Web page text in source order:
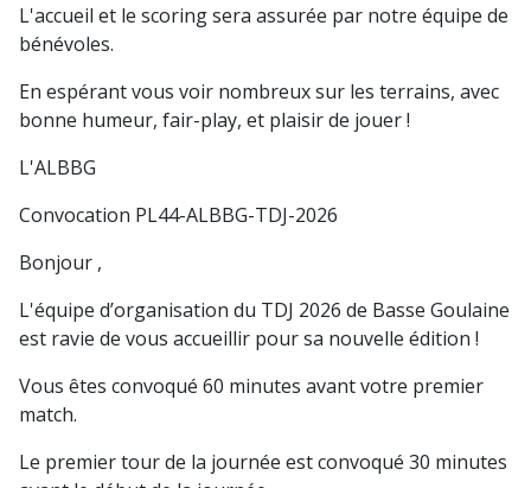
L'accueil et le scoring sera assurée par notre équipe de
bénévoles.
En espérant vous voir nombreux sur les terrains, avec
bonne humeur, fair-play, et plaisir de jouer !
L'ALBBG
Convocation PL44-ALBBG-TDJ-2026
Bonjour ,
L'équipe d’organisation du TDJ 2026 de Basse Goulaine
est ravie de vous accueillir pour sa nouvelle édition !
Vous êtes convoqué 60 minutes avant votre premier
match.
Le premier tour de la journée est convoqué 30 minutes